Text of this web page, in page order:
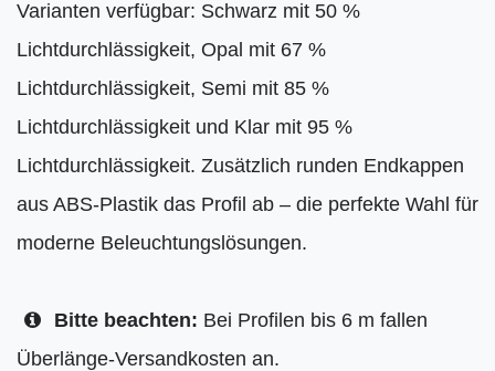
Varianten verfügbar: Schwarz mit 50 %
Lichtdurchlässigkeit, Opal mit 67 %
Lichtdurchlässigkeit, Semi mit 85 %
Lichtdurchlässigkeit und Klar mit 95 %
Lichtdurchlässigkeit. Zusätzlich runden Endkappen
aus ABS-Plastik das Profil ab – die perfekte Wahl für
moderne Beleuchtungslösungen.
Bitte beachten: Bei Profilen bis 6 m fallen
Überlänge-Versandkosten an.